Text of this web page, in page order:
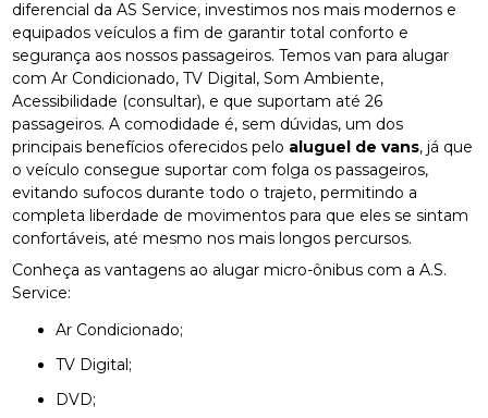
diferencial da AS Service, investimos nos mais modernos e
equipados veículos a fim de garantir total conforto e
segurança aos nossos passageiros. Temos van para alugar
com Ar Condicionado, TV Digital, Som Ambiente,
Acessibilidade (consultar), e que suportam até 26
passageiros. A comodidade é, sem dúvidas, um dos
principais benefícios oferecidos pelo aluguel de vans, já que
o veículo consegue suportar com folga os passageiros,
evitando sufocos durante todo o trajeto, permitindo a
completa liberdade de movimentos para que eles se sintam
confortáveis, até mesmo nos mais longos percursos.
Conheça as vantagens ao alugar micro-ônibus com a A.S.
Service:
Ar Condicionado;
TV Digital;
DVD;